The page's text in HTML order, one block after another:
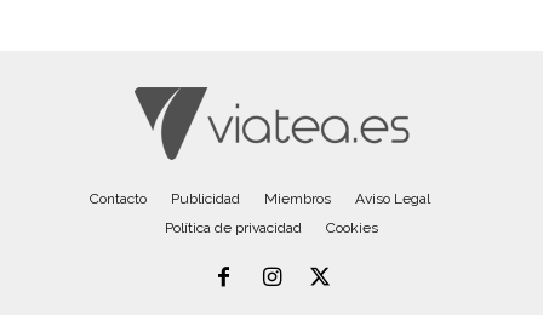
Contacto Publicidad Miembros
Aviso Legal
Política de privacidad
Cookies